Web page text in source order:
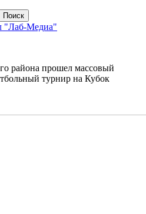
района прошел массовый
турнир на Кубок